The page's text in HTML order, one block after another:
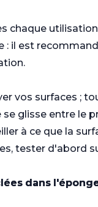
chaque
: il est
vos surfaces ;
se glisse entre le
à ce que la
tester d'abord
dans